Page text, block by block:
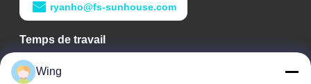
ryanho@fs-sunhouse.com
Temps de travail
9:00-18:00
Wing